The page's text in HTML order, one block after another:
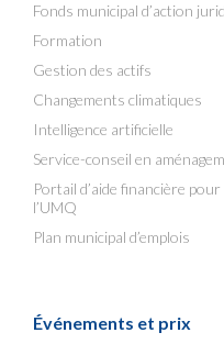
Fonds municipal d’action
Formation
Gestion des actifs
Changements climatiques
Intelligence artificielle
Service-conseil en
Portail d’aide financière
l’UMQ
Plan municipal d’emplois
Événements et prix